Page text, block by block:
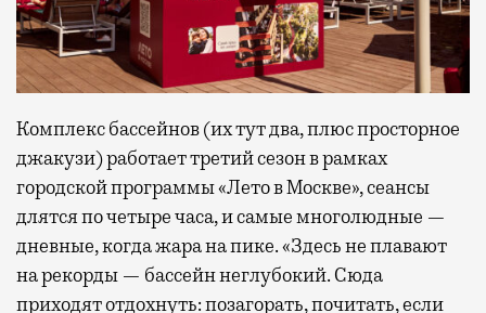
Комплекс бассейнов (их тут два, плюс просторное
джакузи) работает третий сезон в рамках
городской программы «Лето в Москве», сеансы
длятся по четыре часа, и самые многолюдные —
дневные, когда жара на пике. «Здесь не плавают
на рекорды — бассейн неглубокий. Сюда
приходят отдохнуть: позагорать, почитать, если